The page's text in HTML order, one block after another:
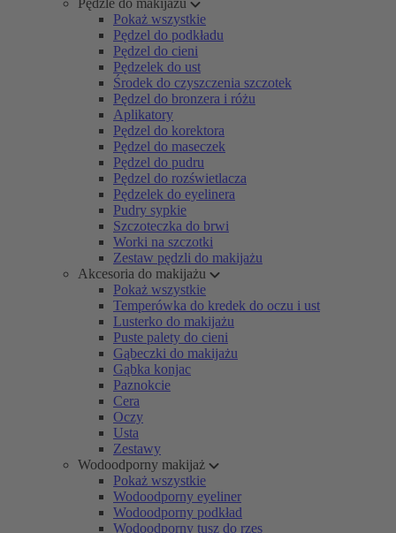
Pędzle do makijażu
Pokaż wszystkie
Pędzel do podkładu
Pędzel do cieni
Pędzelek do ust
Środek do czyszczenia szczotek
Pędzel do bronzera i różu
Aplikatory
Pędzel do korektora
Pędzel do maseczek
Pędzel do pudru
Pędzel do rozświetlacza
Pędzelek do eyelinera
Pudry sypkie
Szczoteczka do brwi
Worki na szczotki
Zestaw pędzli do makijażu
Akcesoria do makijażu
Pokaż wszystkie
Temperówka do kredek do oczu i ust
Lusterko do makijażu
Puste palety do cieni
Gąbeczki do makijażu
Gąbka konjac
Paznokcie
Cera
Oczy
Usta
Zestawy
Wodoodporny makijaż
Pokaż wszystkie
Wodoodporny eyeliner
Wodoodporny podkład
Wodoodporny tusz do rzęs